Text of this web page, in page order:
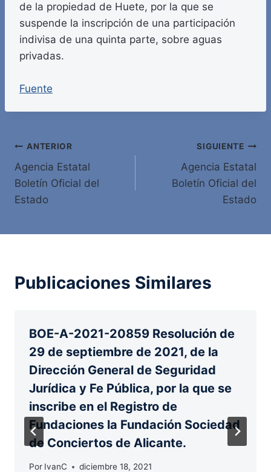
de la propiedad de Huete, por la que se
suspende la inscripción de una participación
indivisa de una quinta parte, sobre aguas
privadas.
Fuente
Navegación
de
entradas
ANTERIOR
Agencia Estatal
Boletín Oficial del
Estado
SIGUIENTE
Agencia Estatal
Boletín Oficial del
Estado
Publicaciones Similares
BOE-A-2021-20859 Resolución de
29 de septiembre de 2021, de la
Dirección General de Seguridad
Jurídica y Fe Pública, por la que se
inscribe en el Registro de
Fundaciones la Fundación Sociedad
de Conciertos de Alicante.
Por IvanC diciembre 18, 2021